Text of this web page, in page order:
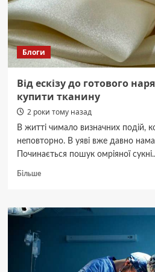
виробила
перший
гігават
електроенергії
Блоги
Від ескізу до готового
купити тканину
2 роки тому назад
В житті чимало визначних подій,
неповторно. В уяві вже давно
Починається пошук омріяної
БільшеДокладніше
ескізу
наряду:
як